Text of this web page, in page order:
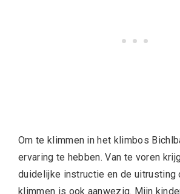
Om te klimmen in het klimbos
ervaring te hebben. Van te voren
duidelijke instructie en de uitrusting
klimmen is ook aanwezig. Mijn